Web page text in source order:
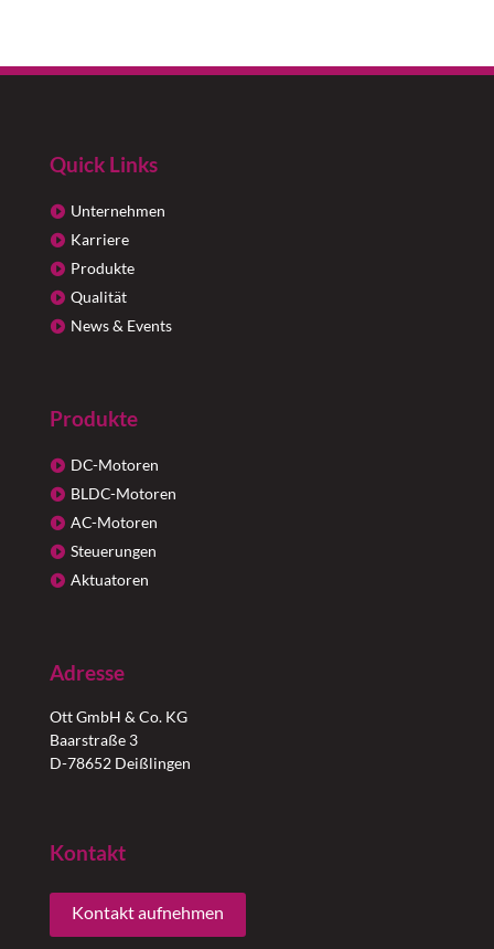
Quick Links
Unternehmen
Karriere
Produkte
Qualität
News & Events
Produkte
DC-Motoren
BLDC-Motoren
AC-Motoren
Steuerungen
Aktuatoren
Adresse
Ott GmbH & Co. KG
Baarstraße 3
D-78652 Deißlingen
Kontakt
Kontakt aufnehmen